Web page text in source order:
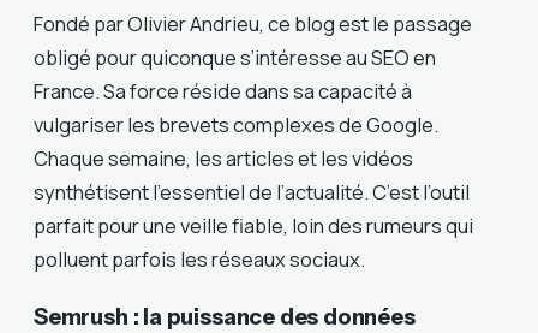
Fondé par Olivier Andrieu, ce blog est le passage
obligé pour quiconque s’intéresse au SEO en
France. Sa force réside dans sa capacité à
vulgariser les brevets complexes de Google.
Chaque semaine, les articles et les vidéos
synthétisent l’essentiel de l’actualité. C’est l’outil
parfait pour une veille fiable, loin des rumeurs qui
polluent parfois les réseaux sociaux.
Semrush : la puissance des données